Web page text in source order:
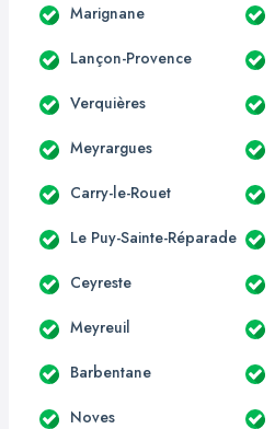
Marignane
Lançon-Provence
Verquières
Meyrargues
Carry-le-Rouet
Le Puy-Sainte-Réparade
Ceyreste
Meyreuil
Barbentane
Noves